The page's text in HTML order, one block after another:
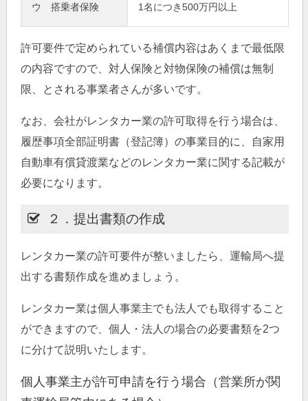
ウ 搭乗者保険 1名につき500万円以上
許可要件で定められている補償内容はあくまで最低限
の内容ですので、対人保険と対物保険の補償は無制
限、とされる事業者さんが多いです。
なお、会社がレンタカー業の許可取得を行う場合は、
履歴事項全部証明書（登記簿）の事業目的に、自家用
自動車有償貸渡業などのレンタカー業に関する記載が
必要になります。
２．提出書類の作成
レンタカー業の許可要件が整いましたら、運輸局へ提
出する書類作成を進めましょう。
レンタカー業は個人事業主でも法人でも取得すること
ができますので、個人・法人の場合の必要書類を2つ
に分けて説明いたします。
個人事業主が許可申請を行う場合（営業所が関